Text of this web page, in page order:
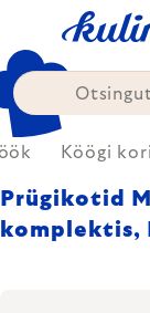
content
Köögi
Prügikotid
komplektis,